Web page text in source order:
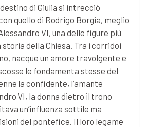
di Giulia si intrecciò
quello di Rodrigo Borgia, meglio
VI, una delle figure più
della Chiesa. Tra i corridoi
nacque un amore travolgente e
le fondamenta stesse del
la confidente, l’amante
VI, la donna dietro il trono
un’influenza sottile ma
del pontefice. Il loro legame